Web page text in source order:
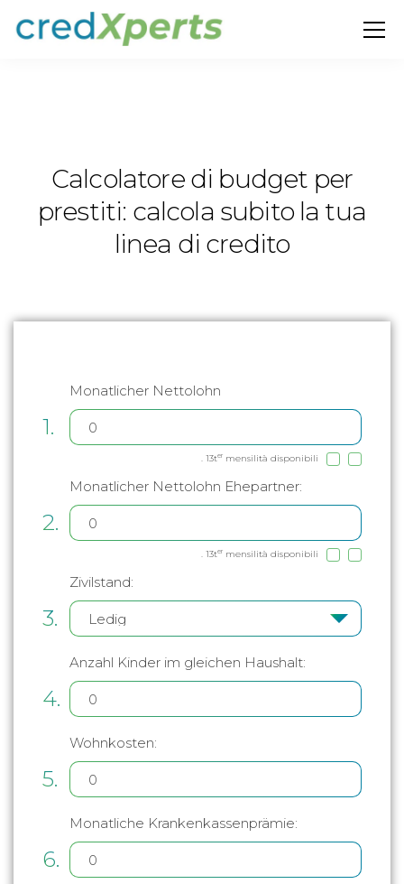
Calcolatore di budget per
prestiti: calcola subito la tua
linea di credito
Monatlicher Nettolohn
1.
. 13ter mensilità disponibili
Monatlicher Nettolohn Ehepartner:
2.
. 13ter mensilità disponibili
Zivilstand:
3.
Anzahl Kinder im gleichen Haushalt:
4.
Wohnkosten:
5.
Monatliche Krankenkassenprämie:
6.